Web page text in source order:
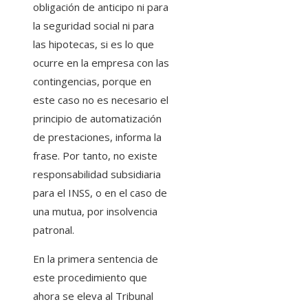
obligación de anticipo ni para
la seguridad social ni para
las hipotecas, si es lo que
ocurre en la empresa con las
contingencias, porque en
este caso no es necesario el
principio de automatización
de prestaciones, informa la
frase. Por tanto, no existe
responsabilidad subsidiaria
para el INSS, o en el caso de
una mutua, por insolvencia
patronal.
En la primera sentencia de
este procedimiento que
ahora se eleva al Tribunal